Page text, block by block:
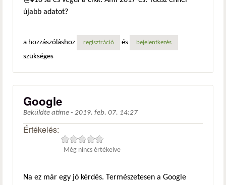
újabb adatot?
a hozzászóláshoz regisztráció és bejelentkezés
szükséges
Google
Beküldte atime - 2019. feb. 07. 14:27
Értékelés:
Még nincs értékelve
Na ez már egy jó kérdés. Természetesen a Google